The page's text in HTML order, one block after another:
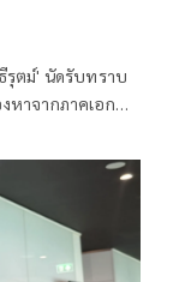
รุตม์' นัดรับทราบ
าจากภาคเอกชน